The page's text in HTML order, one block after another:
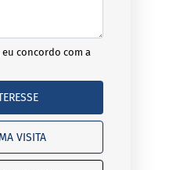
concordo com a
INTERESSE
UMA VISITA